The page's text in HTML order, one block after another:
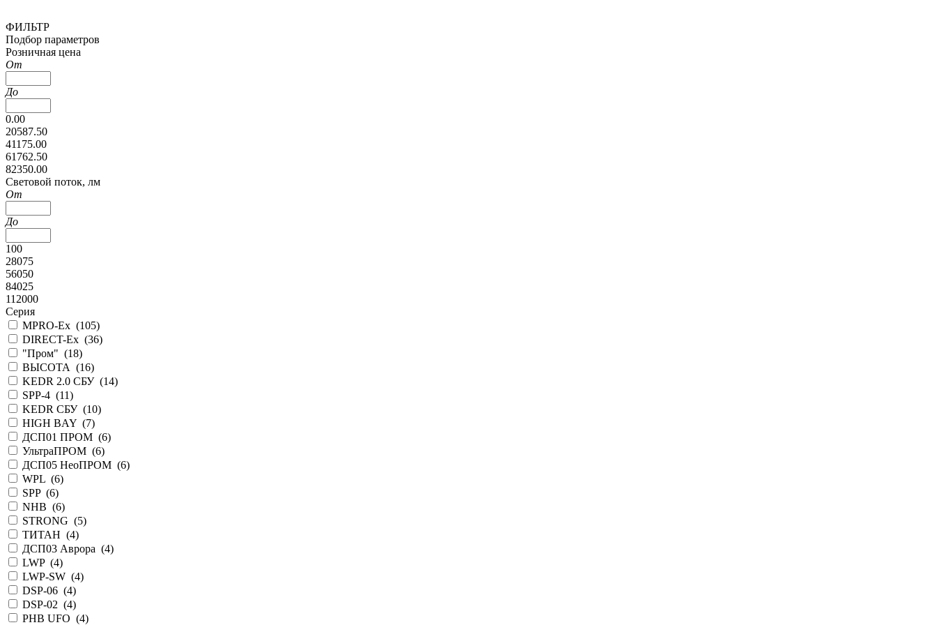
ФИЛЬТР
Подбор параметров
Розничная цена
От
До
0.00
20587.50
41175.00
61762.50
82350.00
Cветовой поток, лм
От
До
100
28075
56050
84025
112000
Серия
MPRO-Ex (105)
DIRECT-Ex (36)
"Пром" (18)
ВЫСОТА (16)
KEDR 2.0 СБУ (14)
SPP-4 (11)
KEDR СБУ (10)
HIGH BAY (7)
ДСП01 ПРОМ (6)
УльтраПРОМ (6)
ДСП05 НеоПРОМ (6)
WPL (6)
SPP (6)
NHB (6)
STRONG (5)
ТИТАН (4)
ДСП03 Аврора (4)
LWP (4)
LWP-SW (4)
DSP-06 (4)
DSP-02 (4)
PHB UFO (4)